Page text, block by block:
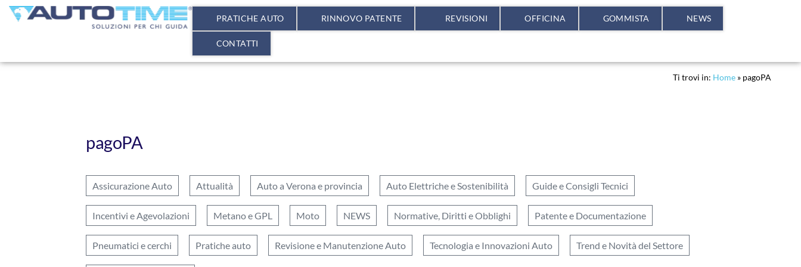
PRATICHE AUTO RINNOVO PATENTE REVISIONI OFFICINA GOMMISTA NEWS
CONTATTI
Ti trovi in: Home » pagoPA
pagoPA
Assicurazione Auto Attualità Auto a Verona e provincia Auto Elettriche e Sostenibilità Guide e Consigli Tecnici
Incentivi e Agevolazioni Metano e GPL Moto NEWS Normative, Diritti e Obblighi Patente e Documentazione
Pneumatici e cerchi Pratiche auto Revisione e Manutenzione Auto Tecnologia e Innovazioni Auto Trend e Novità del Settore